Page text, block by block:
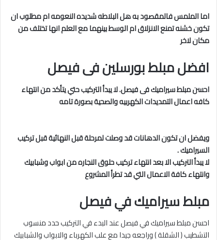
اما الملمسفالمقصود به هل البلاطه شديده النعومه ام مطلوب ان
تكون خشنه تمنع الانزلاق ام الوسط بينهما مع العلم انها تختلف من
مكان لاخر
افضل مبلط بورسلين فى فيصل
احسن مبلط سيراميك فى فيصل. لا يبدأ التركيب حتي يتأكد من انتهاء
كافه اعمال التمديدات الكهربيه والصحية بصورة تامه
ويفضل ان تكون الدهانات قد وصلت لمرحلة قبل النهائية قبل تركيب
السيراميك .
لا يبدأ التركيب الا بعد انتهاء تركيب حلوق النجاره من ابواب وشبابيك
وانتهاء كافة الاعمال التي قد تطرأ المشروع
مبلط سيراميك في فيصل
احسن مبلط سيراميك في فيصل عند البدء في التركيب حدد منسوب
التشطيب ( الشقلة ) وراجعه جيدا مع علب الكهرباء والابواب والشبابيك